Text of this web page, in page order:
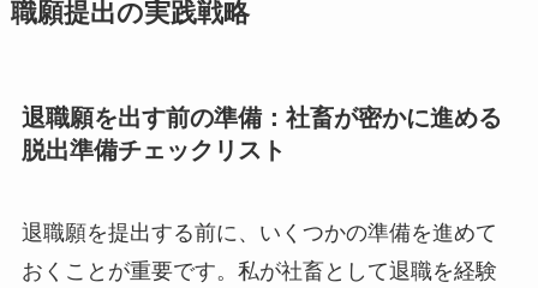
職願提出の実践戦略
退職願を出す前の準備：社畜が密かに進める
脱出準備チェックリスト
退職願を提出する前に、いくつかの準備を進めて
おくことが重要です。私が社畜として退職を経験